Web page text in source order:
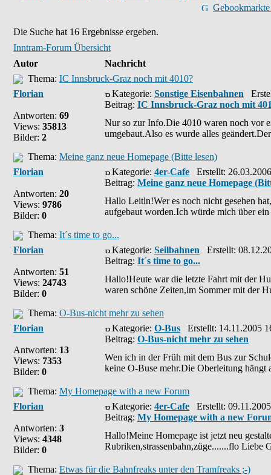
Die Suche hat 16 Ergebnisse ergeben.
Inntram-Forum Übersicht
Autor
Nachricht
Thema: IC Innsbruck-Graz noch mit 4010?
Florian
Antworten: 69
Views: 35813
Bilder: 2
Kategorie: Sonstige Eisenbahnen
Beitrag: IC Innsbruck-Graz noch mit
Nur so zur Info.Die 4010 waren noch vor
umgebaut.Also es wurde alles
Thema: Meine ganz neue Homepage (Bitte lesen)
Florian
Antworten: 20
Views: 9786
Bilder: 0
Kategorie: 4er-Cafe Erstellt:
Beitrag: Meine ganz neue Homepage
Hallo Leitln!Wer es noch nicht gesehen
aufgebaut worden.Ich würde mich über
Thema: It´s time to go...
Florian
Antworten: 51
Views: 24743
Bilder: 0
Kategorie: Seilbahnen Erstellt:
Beitrag: It´s time to go...
Hallo!Heute war die letzte Fahrt mit der
waren schöne Zeiten,im Sommer mit der
Thema: O-Bus-nicht mehr zu sehen
Florian
Antworten: 13
Views: 7353
Bilder: 0
Kategorie: O-Bus Erstellt: 14.11.2005
Beitrag: O-Bus-nicht mehr zu sehen
Wen ich in der Früh mit dem Bus zur
keine O-Buse mehr.Die Oberleitung
Thema: My Homepage with a new Forum
Florian
Antworten: 3
Views: 4348
Bilder: 0
Kategorie: 4er-Cafe Erstellt:
Beitrag: My Homepage with a new
Hallo!Meine Homepage ist jetzt neu
Rubriken,strassenbahn,züge.......flo
Thema: Etwas für die Bahnfreaks unter den Tramfreaks ;-)